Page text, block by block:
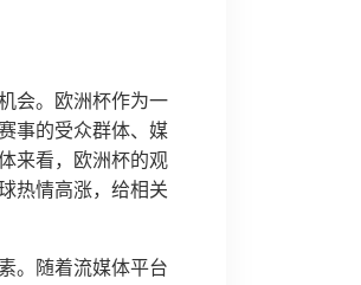
会。欧洲杯作为一
事的受众群体、媒
来看，欧洲杯的观
热情高涨，给相关
。随着流媒体平台